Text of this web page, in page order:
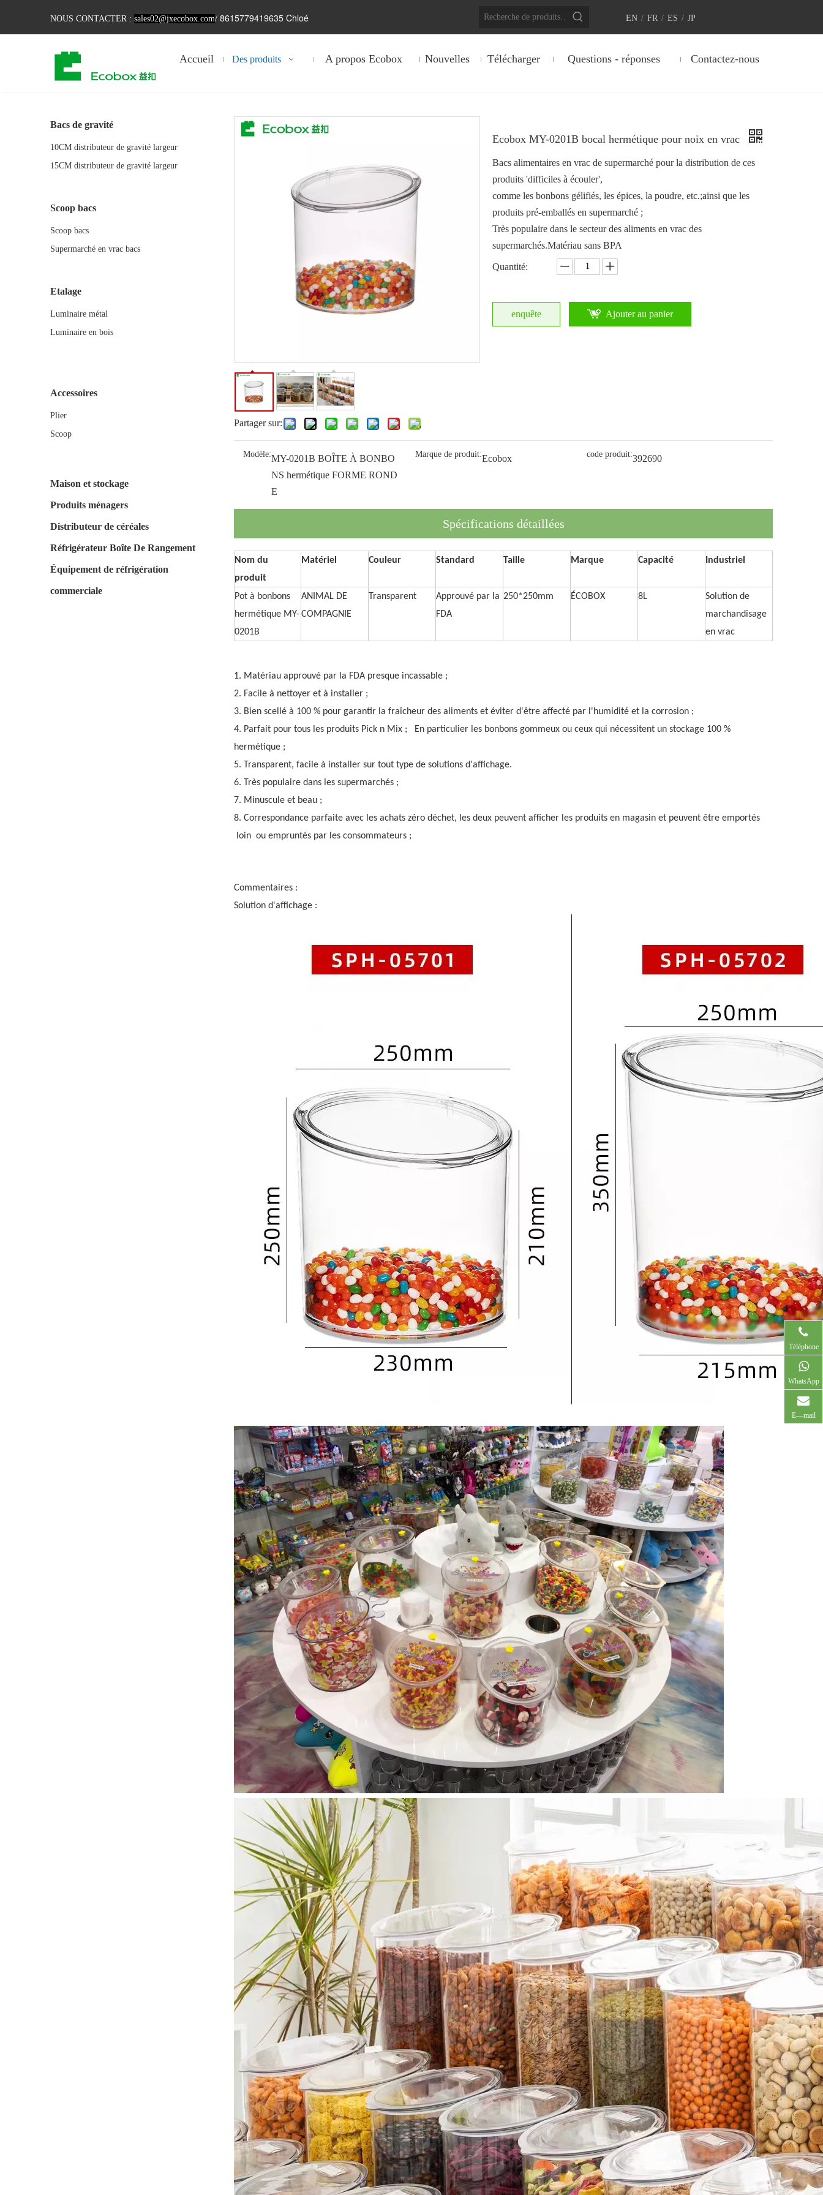
NOUS CONTACTER : sales02@jxecobox.com/ 8615779419635 Chloé EN / FR / ES / JP
Accueil Des produits A propos Ecobox Nouvelles Télécharger Questions - réponses Contactez-nous
Bacs de gravité
10CM distributeur de gravité largeur
15CM distributeur de gravité largeur
Scoop bacs
Scoop bacs
Supermarché en vrac bacs
Etalage
Luminaire métal
Luminaire en bois
Accessoires
Plier
Scoop
Maison et stockage
Produits ménagers
Distributeur de céréales
Réfrigérateur Boîte De Rangement
Équipement de réfrigération
commerciale
Partager sur:
Ecobox MY-0201B bocal hermétique pour noix en vrac
Bacs alimentaires en vrac de supermarché pour la distribution de ces
produits 'difficiles à écouler',
comme les bonbons gélifiés, les épices, la poudre, etc.;ainsi que les
produits pré-emballés en supermarché ;
Très populaire dans le secteur des aliments en vrac des
supermarchés.Matériau sans BPA
Quantité:
enquête Ajouter au panier
Modèle:MY-0201B BOÎTE À BONBO
NS hermétique FORME ROND
E
Marque de produit:Ecobox code produit:392690
Spécifications détaillées
Nom du
produit
Matériel Couleur Standard Taille Marque Capacité Industriel
Pot à bonbons
hermétique MY-
0201B
ANIMAL DE
COMPAGNIE
Transparent
Approuvé par la
FDA
250*250mm ÉCOBOX 8L
Solution de
marchandisage
en vrac
1. Matériau approuvé par la FDA presque incassable ;
2. Facile à nettoyer et à installer ;
3. Bien scellé à 100 % pour garantir la fraîcheur des aliments et éviter d'être affecté par l'humidité et la corrosion ;
4. Parfait pour tous les produits Pick n Mix ; En particulier les bonbons gommeux ou ceux qui nécessitent un stockage 100 %
hermétique ;
5. Transparent, facile à installer sur tout type de solutions d'affichage.
6. Très populaire dans les supermarchés ;
7. Minuscule et beau ;
8. Correspondance parfaite avec les achats zéro déchet, les deux peuvent afficher les produits en magasin et peuvent être emportés
loin ou empruntés par les consommateurs ;
Commentaires :
Solution d'affichage :
Téléphone
WhatsApp
E—mail